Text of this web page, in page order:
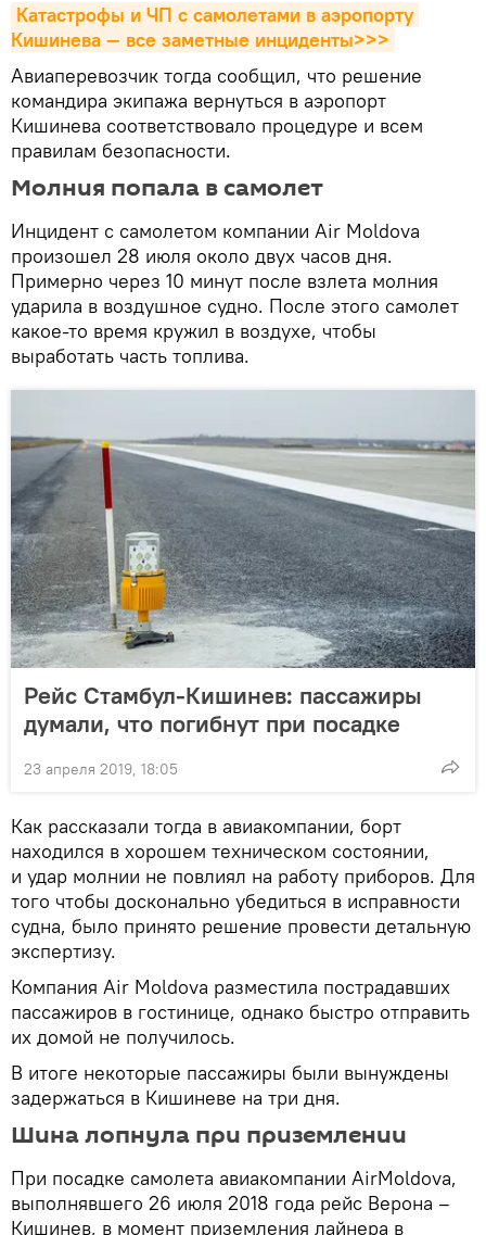
Катастрофы и ЧП с самолетами в аэропорту
Кишинева — все заметные инциденты>>>
Авиаперевозчик тогда сообщил, что решение
командира экипажа вернуться в аэропорт
Кишинева соответствовало процедуре и всем
правилам безопасности.
Молния попала в самолет
Инцидент с самолетом компании Air Moldova
произошел 28 июля около двух часов дня.
Примерно через 10 минут после взлета молния
ударила в воздушное судно. После этого самолет
какое-то время кружил в воздухе, чтобы
выработать часть топлива.
Рейс Стамбул-Кишинев: пассажиры
думали, что погибнут при посадке
23 апреля 2019, 18:05
Как рассказали тогда в авиакомпании, борт
находился в хорошем техническом состоянии,
и удар молнии не повлиял на работу приборов. Для
того чтобы досконально убедиться в исправности
судна, было принято решение провести детальную
экспертизу.
Компания Air Moldova разместила пострадавших
пассажиров в гостинице, однако быстро отправить
их домой не получилось.
В итоге некоторые пассажиры были вынуждены
задержаться в Кишиневе на три дня.
Шина лопнула при приземлении
При посадке самолета авиакомпании AirMoldova,
выполнявшего 26 июля 2018 года рейс Верона –
Кишинев, в момент приземления лайнера в